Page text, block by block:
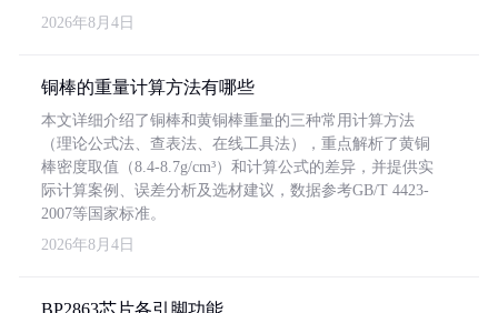
2026年8月4日
铜棒的重量计算方法有哪些
本文详细介绍了铜棒和黄铜棒重量的三种常用计算方法
（理论公式法、查表法、在线工具法），重点解析了黄铜
棒密度取值（8.4-8.7g/cm³）和计算公式的差异，并提供实
际计算案例、误差分析及选材建议，数据参考GB/T 4423-
2007等国家标准。
2026年8月4日
BP2863芯片各引脚功能